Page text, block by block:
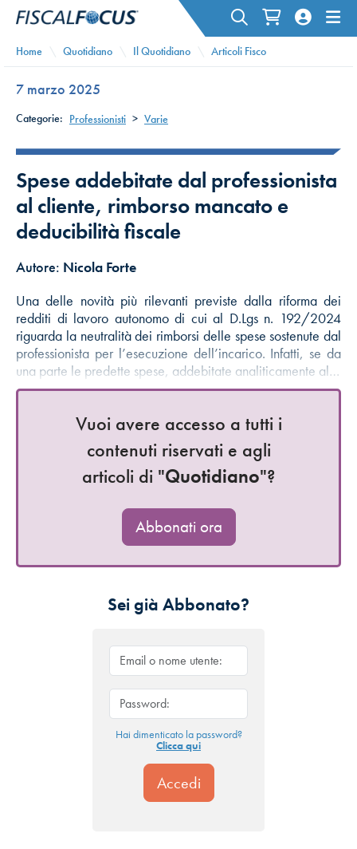
Home Quotidiano Il Quotidiano Articoli Fisco
7 marzo 2025
Categorie: Professionisti > Varie
Spese addebitate dal professionista
al cliente, rimborso mancato e
deducibilità fiscale
Autore: Nicola Forte
Una delle novità più rilevanti previste dalla riforma dei
redditi di lavoro autonomo di cui al D.Lgs n. 192/2024
riguarda la neutralità dei rimborsi delle spese sostenute dal
professionista per l’esecuzione dell’incarico. Infatti, se da
una parte le predette spese, addebitate analiticamente al…
Vuoi avere accesso a tutti i
contenuti riservati e agli
articoli di "Quotidiano"?
Abbonati ora
Sei già Abbonato?
Hai dimenticato la password?
Clicca qui